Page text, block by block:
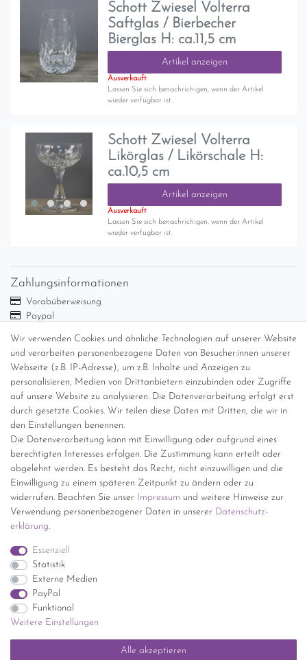
Schott Zwiesel Volterra
Saftglas / Bierbecher
Bierglas H: ca.11,5 cm
Artikel anzeigen
Ausverkauft
Lassen Sie sich benachrichigen, wenn der Artikel
wieder verfügbar ist.
Schott Zwiesel Volterra
Likörglas / Likörschale H:
ca.10,5 cm
Artikel anzeigen
Ausverkauft
Lassen Sie sich benachrichigen, wenn der Artikel
wieder verfügbar ist.
Wir verwenden Cookies und ähnliche Technologien auf unserer Website
und verarbeiten personenbezogene Daten von Besucher:innen unserer
Webseite (z.B. IP-Adresse), um z.B. Inhalte und Anzeigen zu
personalisieren, Medien von Drittanbietern einzubinden oder Zugriffe
auf unsere Website zu analysieren. Die Datenverarbeitung erfolgt erst
durch gesetzte Cookies. Wir teilen diese Daten mit Dritten, die wir in
den Einstellungen benennen.
Die Datenverarbeitung kann mit Einwilligung oder aufgrund eines
berechtigten Interesses erfolgen. Die Zustimmung kann erteilt oder
abgelehnt werden. Es besteht das Recht, nicht einzuwilligen und die
Einwilligung zu einem späteren Zeitpunkt zu ändern oder zu
widerrufen. Beachten Sie unser Impressum und weitere Hinweise zur
Verwendung personenbezogener Daten in unserer Daten­schutz­
erklärung.
Essenziell
Statistik
Externe Medien
PayPal
Funktional
Weitere Einstellungen
Alle akzeptieren
Zahlungsinformationen
Vorabüberweisung
Paypal
Versandinformationen
Versand per GLS (6,90 Euro) oder DHL (8,49 Euro ) inkl. MwSt.
(innerhalb Deutschlands)
kostenfreie Lieferung ab 150 Euro Warenwert (innerhalb
Deutschlands)
Übersicht Internationale Versandkosten
Wir kaufen an
Sie haben zuviel Porzellan im Schrank? Gerne kaufen wir dieses an.
Einfach unverbindliches Angebot anfordern.
*Endpreis inkl. MwSt. (Dieser Artikel unterliegt gem. § 25a
UStG der Differenzbesteuerung, ein Ausweis der
Mehrwertsteuer auf der Rechnung erfolgt nicht.)
Impressum Daten­schutz­erklärung